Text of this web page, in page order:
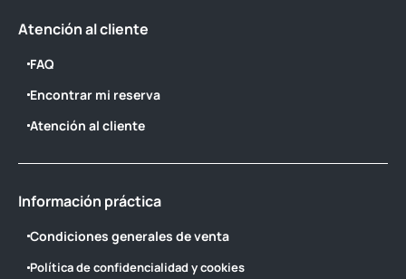
Atención al cliente
FAQ
Encontrar mi reserva
Atención al cliente
Información práctica
Condiciones generales de venta
Política de confidencialidad y cookies